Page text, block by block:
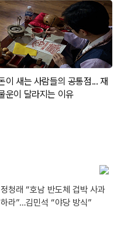
정청래 “호남 반도체 겁박 사과
하라”…김민석 “야당 방식”